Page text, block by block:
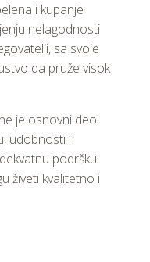
i kupanje
nelagodnosti
sa svoje
da pruže visok
je osnovni deo
udobnosti i
podršku
živeti kvalitetno i